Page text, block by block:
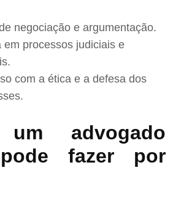
negociação e argumentação.
em processos judiciais e
com a ética e a defesa dos
advogado
fazer por